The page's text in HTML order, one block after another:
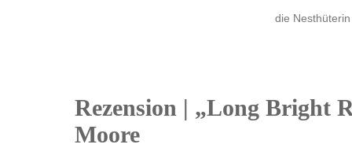
die Nesthüterin
Rezension | „Long Bright
Moore